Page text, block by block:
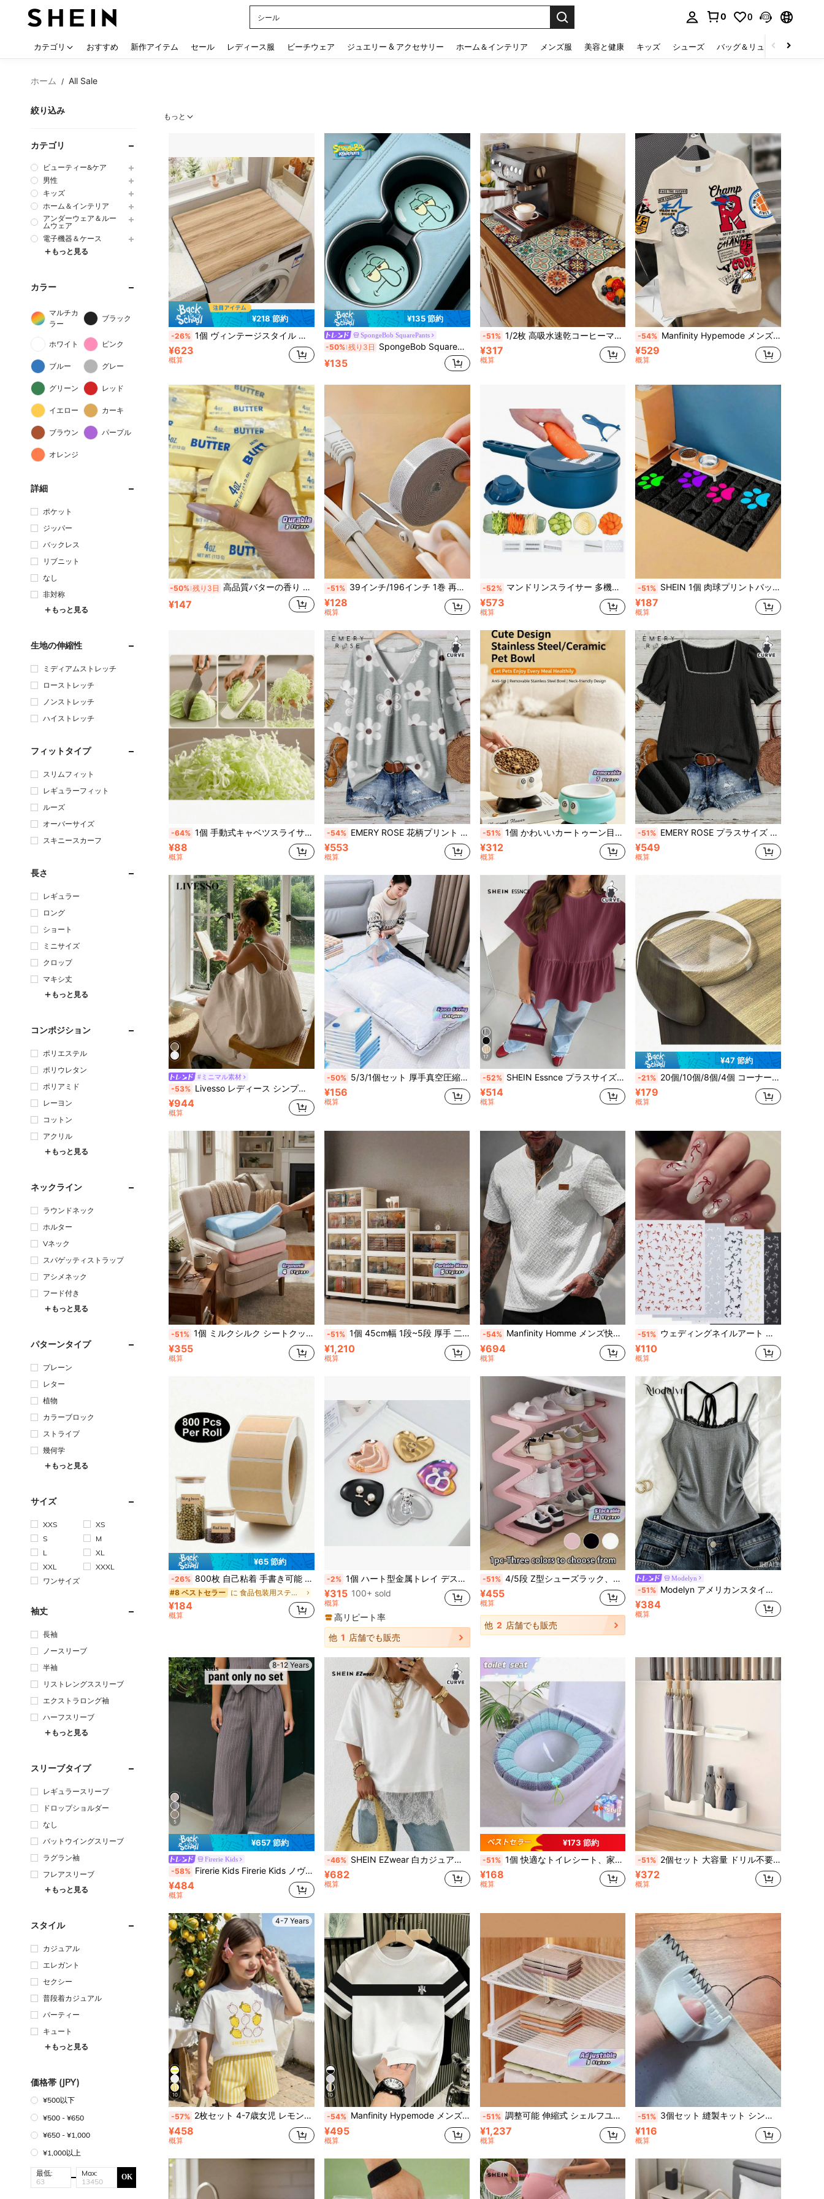
水着
0 0
カテゴリ おすすめ 新作アイテム セール レディース服 ビーチウェア ジュエリー & アクセサリー ホーム＆インテリア メンズ服 美容と健康 キッズ シューズ バッグ＆リュック
ホーム / All Sale
絞り込み
カテゴリ
ビューティー&ケア
男性
キッズ
ホーム＆インテリア
アンダーウェア＆ルー
ムウェア
電子機器＆ケース
もっと見る
カラー
マルチカ
ラー
ブラック
ホワイト ピンク
ブルー グレー
グリーン レッド
イエロー カーキ
ブラウン パープル
オレンジ
詳細
ポケット
ジッパー
バックレス
リブニット
なし
非対称
もっと見る
生地の伸縮性
ミディアムストレッチ
ローストレッチ
ノンストレッチ
ハイストレッチ
フィットタイプ
スリムフィット
レギュラーフィット
ルーズ
オーバーサイズ
スキニースカーフ
長さ
レギュラー
ロング
ショート
ミニサイズ
クロップ
マキシ丈
もっと見る
コンポジション
ポリエステル
ポリウレタン
ポリアミド
レーヨン
コットン
アクリル
もっと見る
ネックライン
ラウンドネック
ホルター
Vネック
スパゲッティストラップ
アシメネック
フード付き
もっと見る
パターンタイプ
プレーン
レター
植物
カラーブロック
ストライプ
幾何学
もっと見る
サイズ
XXS
XS
S
M
L
XL
XXL
XXXL
ワンサイズ
袖丈
長袖
ノースリーブ
半袖
リストレングススリーブ
エクストラロング袖
ハーフスリーブ
もっと見る
スリーブタイプ
レギュラースリーブ
ドロップショルダー
なし
バットウイングスリーブ
ラグラン袖
フレアスリーブ
もっと見る
スタイル
カジュアル
エレガント
セクシー
普段着カジュアル
パーティー
キュート
もっと見る
価格帯 (JPY)
¥500以下
¥500 - ¥650
¥650 - ¥1,000
¥1,000以上
最低: Max: OK
もっと
¥218 節約
-26% 1個 ヴィンテージスタイル 洗濯機/乾燥機 保護パッド、吸湿性、滑り止め表面、装飾的デザイン、家電表面保護、洗濯室アクセサリー、モダンホーム高品質マット、実用的な家庭用品、クラシックホームデコレーション
¥623
概算
¥135 節約
SpongeBob SquarePants
-50% 残り3日 SpongeBob SquarePants | SHEIN PUレザー製 車用コースター、耐衝撃、ユニバーサル、スタイリッシュ、車のカップホルダーに設置可能、車やホームオフィスでも使用可能、水中世界、スポンジ、パトリックスター、イカルド
¥135
-51% 1/2枚 高吸水速乾コーヒーマット 汚れ隠し 滑り止めゴム底 珪藻土素材 キッチンカウンターマット コーヒーマシン エスプレッソメーカー コーヒーバーステーション カップ乾燥ラック ホームバーカート 装飾 キッチン用品
¥317
概算
-54% Manfinity Hypemode メンズカジュアル スローガンプリント クルーネック 半袖 ルーズTシャツ、夏
¥529
概算
-50% 残り3日 高品質バターの香り スローリバウンド ストレス解消スクイーズおもちゃ。手とデスクのストレスを和らげる面白い感覚おもちゃ。柔らかくふわふわで、不安の軽減、オフィスのリラックス、ホームデコレーションに最適。家族や友人への最高のギフト(ランダムカラー)。ゲームやパーティーに適し、ギフトやパーティーの景品としても理想的(カラーとスタイルはランダムに発送)。
¥147
-51% 39インチ/196インチ 1巻 再利用可能なファスナーテープケーブルタイ、多目的コードオーガナイザー、コンピューターとテレビのワイヤー収納、データケーブル管理タイ
¥128
概算
-52% マンドリンスライサー 多機能;野菜チョッパー;野菜スライサー;フードスライサー;フードチョッパー;チョッパー容器;玉ねぎチョッパー;マンドリンフードスライサー;野菜カッター;チョッピング用品
¥573
概算
-51% SHEIN 1個 肉球プリントパッド、犬 & 猫 小動物用給餌マット、耐久性のある滑り止め、吸水性 & 防汚性、猫に最適 - ペットフード & 水ボウル用プレースマット、ホームデコレーション、キッチンフロアマット、ペットアクセサリー、ペットに最適
¥187
概算
-64% 1個 手動式キャベツスライサー マルチファンクション 野菜チョッパー シュレッダー ステンレス鋼刃 人間工学に基づいたハンドル キャベツ、葉物野菜、サラダ用 キッチンツール
¥88
概算
-54% EMERY ROSE 花柄プリント プラスサイズ Tシャツ、バケーションに最適
¥553
概算
-51% 1個 かわいいカートゥーン目型PET食器、猫と小型犬に最適な可愛らしい餌入れ
¥312
概算
-51% EMERY ROSE プラスサイズ レディース カジュアル バカンス 貝殻 フローラル 装飾 スクエアネック ランタンスリーブ エレガントルーズ快適シフォンブラウス、夏のバカンス着
¥549
概算
#ミニマル素材
-53% Livesso レディース シンプルカラー カジュアル 無袖 ロングドレス サマー マキシドレス クルーズウェア
¥944
概算
-50% 5/3/1個セット 厚手真空圧縮収納バッグ、防水密閉衣類オーガナイザーバッグ、旅行、寮、家庭での使用に適しています - 再利用可能、省スペース、寝具、衣類、学用品などの収納に最適
¥156
概算
17
-52% SHEIN Essnce プラスサイズ レディース 春夏 ファッション カジュアル ルーズ 快適 デイリー 多用途 スリム テクスチャ ファブリック イエロー 半袖シャツ、シンプルスタイル、カーブキュートトップス、バターイエロー、外出用トップス、レディースブラウス、ヨーロッパ夏、フリルトップス、レディースブランチアウトフィット
¥514
概算
¥47 節約
-21% 20個/10個/8個/4個 コーナープロテクター - 家具の角の保護と安全バンパー - 保護パッド、家具とテーブルの鋭い角を保護 - 透明
¥179
概算
-51% 1個 ミルクシルク シートクッション、オフィスフロア座布団、チェアクッション、学生用通気性スツールパッド、ソフトで快適、ダイニングチェア、オフィスチェア、コンピューターチェアに適し、装飾的で実用的なホームデコレーションフロアクッション
¥355
概算
-51% 1個 45cm幅 1段~5段 厚手 二重扉 キャスター付き プラスチックシェルフ 組み立て不要 グレー 折りたたみ式 収納キャビネット 衣類 おもちゃ収納 スタッカブル スペースセーバー ポータブル 移動可能
¥1,210
概算
-54% Manfinity Homme メンズ快適ジャカード生地ポロカラー半袖Tシャツ、ベストセラーポロシャツ、メンズカジュアルバケーション、ミニマリストオフィス、ミニマリストビジネス、デイリーデート、カジュアルホーム、ファッションパーティー、ダイニングと集会、自分用や友人へのギフトに最適。春秋に人気の半袖シャツ
¥694
概算
-51% ウェディングネイルアート ロマンチックな赤いリボン ネイルステッカー 黒 白 金 銀 リボン 自己接着式 DIYマニキュア用品 フレンチネイルデコレーション グロスマット仕上げ アソートサイズ ホリデーパーティー クリスマス バレンタイン 婚約 花嫁
¥110
概算
¥65 節約
-26% 800枚 自己粘着 手書き可能 耐久性 防水 段ボール紙 シーリングラベルステッカー - 梱包、ラベリング、整理に適しています。梱包ラベル | 自然な外観 | 防水ステッカー、缶ラベル、食品ラベル
#8 ベストセラー に 食品包装用ステッカーとラベル
¥184
概算
-2% 1個 ハート型金属トレイ デスクオーガナイザー、ジュエリー収納トレイ、寝室のバニティトレイ、バスルームカウンタートップオーガナイザー、リビングルームの玄関キーホルダートレイ、フレグランス&リップスティック ディスプレイトレイ レディースギフト 新学期
¥315 100+ sold
概算
高リピート率
他 1 店舗でも販売
-51% 4/5段 Z型シューズラック、耐久性のあるプラスチック独立収納ボックス、アーチ型デザイン、簡単組立フロアラック、リビングルームや寮に適し、スタッカブルで省スペース、シューズ収納ボックス、縦型ラック
¥455
概算
他 2 店舗でも販売
Modelyn
-51% Modelyn アメリカンスタイル セクシー レース パッチワーク グレー スパゲッティストラップ 夏用 インナーウェア アウターウェア スリムフィットデザイン ホットガール ショートタンクトップ
¥384
概算
8-12 Years
5
¥657 節約
Firerie Kids
-58% Firerie Kids Firerie Kids ノヴァグロー ティーン ガールズ カジュアル ストリートシック ファッション 通勤&スクールスタイル 織りストライプ ワイドレッグ ストレートパンツ ダークグレー
¥484
概算
-46% SHEIN EZwear 白カジュアルプラスサイズ女性レースパッチワークTシャツ
¥682
概算
¥173 節約
-51% 1個 快適なトイレシート、家庭用トイレシート、洗えるニット製
¥168
概算
-51% 2個セット 大容量 ドリル不要 壁掛け式 ドリップトレイ付き 長傘・折りたたみ傘対応 傘ホルダー オフィス・自宅・玄関・廊下用 省スペース収納オーガナイザー
¥372
概算
4-7 Years
10
-57% 2枚セット 4-7歳女児 レモン柄 白Tシャツ + 黄色と白のストライプショーツ、軽量通気性のあるアウトフィット、春夏秋カジュアルウェア
¥458
概算
10
-54% Manfinity Hypemode メンズカジュアルレターコントラストカラーラウンドネックTシャツ
¥495
概算
-51% 調整可能 伸縮式 シェルフユニット | 高耐荷重、省スペース | 洋服ダンス、シューズラック、キッチンキャビネットに対応 (最大荷重50ポンド!) | 皿ラック、シューズラック、キッチン収納、収納引き出し、オーガナイザーラック
¥1,237
概算
-51% 3個セット 縫製キット シンプルな縫製ツール - プラスチックエッジ縫製ロックブランドツール、初心者や高齢者に適しています、4mmと3mmのスペーシング、DIYクラフトプロジェクト、縫製アクセサリーに最適 / 人間工学的デザイン / 滑らかな表面、衣服の縫製や生地、その他の縫製ツール
¥116
概算